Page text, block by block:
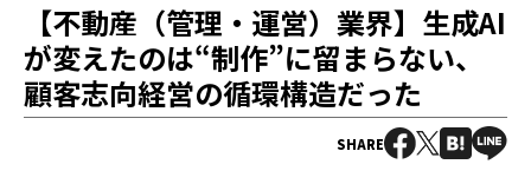
【不動産（管理・運営）業界】生成AI
が変えたのは“制作”に留まらない、
顧客志向経営の循環構造だった
SHARE